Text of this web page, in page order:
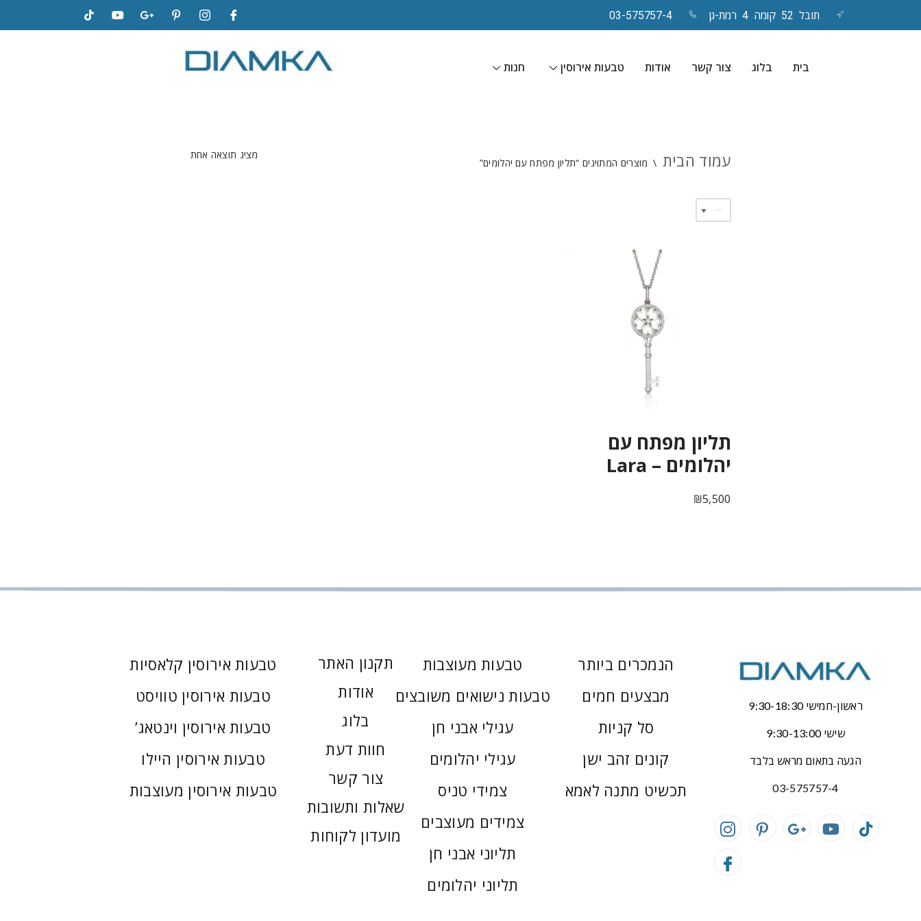
תובל 52 קומה 4 רמת-גן 03-575757-4
בית בלוג צור קשר אודות טבעות אירוסין חנות
עמוד הבית \ מוצרים המתויגים “תליון מפתח עם יהלומים”
מציג תוצאה אחת
תליון מפתח עם
יהלומים – Lara
₪5,500
ראשון-חמישי 9:30-18:30
שישי 9:30-13:00
הגעה בתאום מראש בלבד
03-575757-4
הנמכרים ביותר
מבצעים חמים
סל קניות
קונים זהב ישן
תכשיט מתנה לאמא
טבעות מעוצבות
טבעות נישואים משובצים
עגילי אבני חן
עגילי יהלומים
צמידי טניס
צמידים מעוצבים
תליוני אבני חן
תליוני יהלומים
תקנון האתר
אודות
בלוג
חוות דעת
צור קשר
שאלות ותשובות
מועדון לקוחות
טבעות אירוסין קלאסיות
טבעות אירוסין טוויסט
טבעות אירוסין וינטאג’
טבעות אירוסין היילו
טבעות אירוסין מעוצבות